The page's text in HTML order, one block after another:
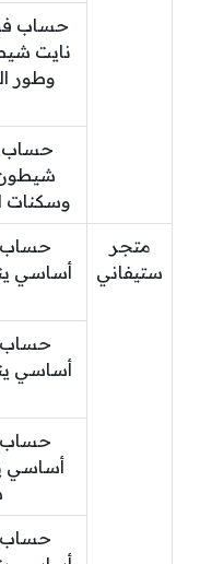
نايت
وطور
شيطون
وسكنات
متجر
ستيفاني
حساب
أساسي
حساب
أساسي
حساب
أساسي
حساب